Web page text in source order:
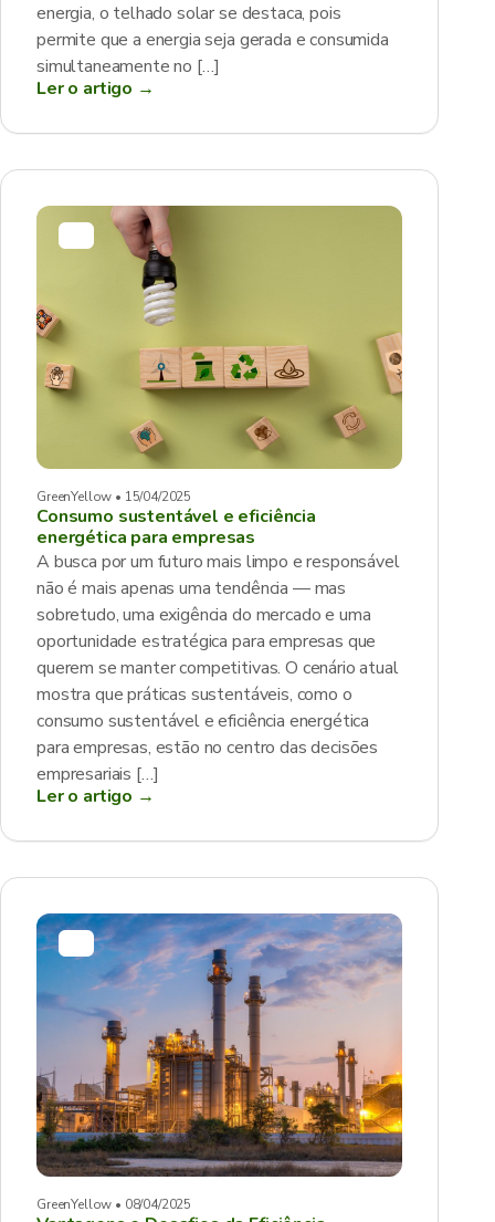
energia, o telhado solar se destaca, pois
permite que a energia seja gerada e consumida
simultaneamente no […]
Ler o artigo →
GreenYellow • 15/04/2025
Consumo sustentável e eficiência
energética para empresas
A busca por um futuro mais limpo e responsável
não é mais apenas uma tendência — mas
sobretudo, uma exigência do mercado e uma
oportunidade estratégica para empresas que
querem se manter competitivas. O cenário atual
mostra que práticas sustentáveis, como o
consumo sustentável e eficiência energética
para empresas, estão no centro das decisões
empresariais […]
Ler o artigo →
GreenYellow • 08/04/2025